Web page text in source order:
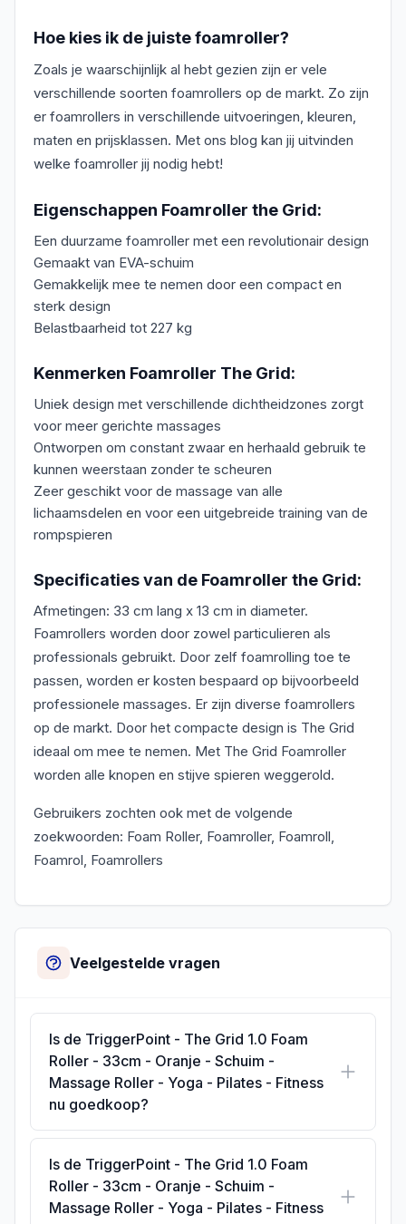
Hoe kies ik de juiste foamroller?
Zoals je waarschijnlijk al hebt gezien zijn er vele
verschillende soorten foamrollers op de markt. Zo zijn
er foamrollers in verschillende uitvoeringen, kleuren,
maten en prijsklassen. Met ons blog kan jij uitvinden
welke foamroller jij nodig hebt!
Eigenschappen Foamroller the Grid:
Een duurzame foamroller met een revolutionair design
Gemaakt van EVA-schuim
Gemakkelijk mee te nemen door een compact en
sterk design
Belastbaarheid tot 227 kg
Kenmerken Foamroller The Grid:
Uniek design met verschillende dichtheidzones zorgt
voor meer gerichte massages
Ontworpen om constant zwaar en herhaald gebruik te
kunnen weerstaan zonder te scheuren
Zeer geschikt voor de massage van alle
lichaamsdelen en voor een uitgebreide training van de
rompspieren
Specificaties van de Foamroller the Grid:
Afmetingen: 33 cm lang x 13 cm in diameter.
Foamrollers worden door zowel particulieren als
professionals gebruikt. Door zelf foamrolling toe te
passen, worden er kosten bespaard op bijvoorbeeld
professionele massages. Er zijn diverse foamrollers
op de markt. Door het compacte design is The Grid
ideaal om mee te nemen. Met The Grid Foamroller
worden alle knopen en stijve spieren weggerold.
Gebruikers zochten ook met de volgende
zoekwoorden: Foam Roller, Foamroller, Foamroll,
Foamrol, Foamrollers
Veelgestelde vragen
Is de TriggerPoint - The Grid 1.0 Foam
Roller - 33cm - Oranje - Schuim -
Massage Roller - Yoga - Pilates - Fitness
nu goedkoop?
Is de TriggerPoint - The Grid 1.0 Foam
Roller - 33cm - Oranje - Schuim -
Massage Roller - Yoga - Pilates - Fitness